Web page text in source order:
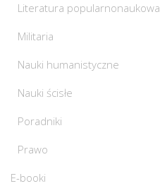
Literatura popularnonaukowa
Militaria
Nauki humanistyczne
Nauki ścisłe
Poradniki
Prawo
E-booki